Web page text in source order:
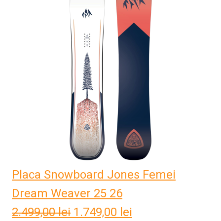
3.557,81 lei.
Placa Snowboard Jones Femei
Dream Weaver 25 26
2.499,00lei Prețul
1.749,00 lei